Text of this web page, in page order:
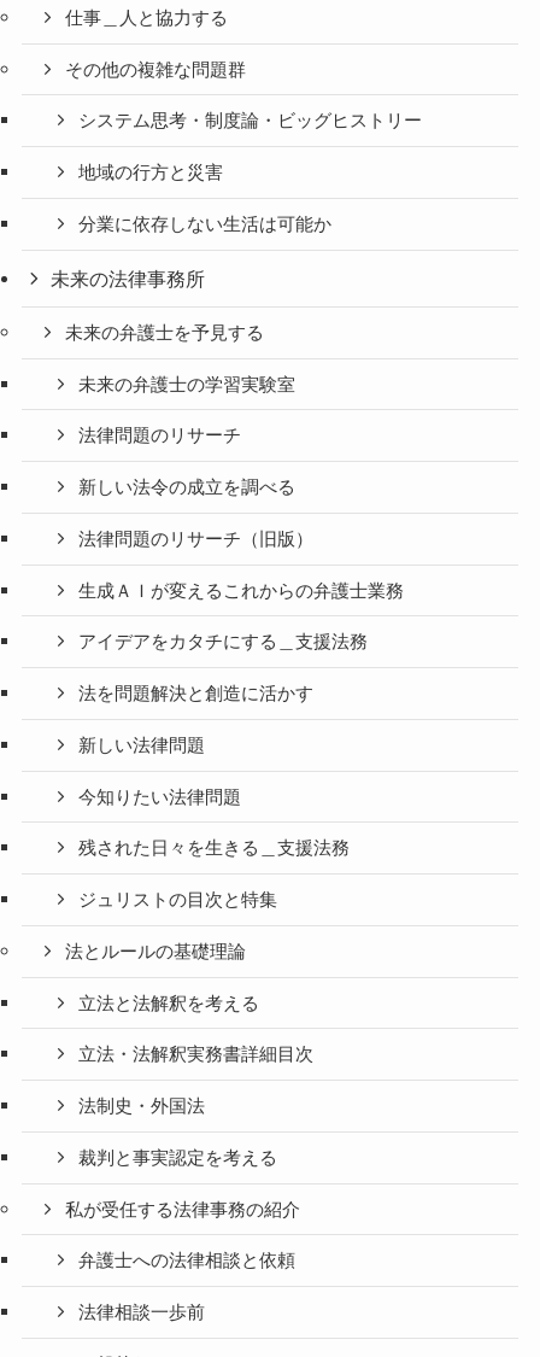
仕事＿人と協力する
その他の複雑な問題群
システム思考・制度論・ビッグヒストリー
地域の行方と災害
分業に依存しない生活は可能か
未来の法律事務所
未来の弁護士を予見する
未来の弁護士の学習実験室
法律問題のリサーチ
新しい法令の成立を調べる
法律問題のリサーチ（旧版）
生成ＡＩが変えるこれからの弁護士業務
アイデアをカタチにする＿支援法務
法を問題解決と創造に活かす
新しい法律問題
今知りたい法律問題
残された日々を生きる＿支援法務
ジュリストの目次と特集
法とルールの基礎理論
立法と法解釈を考える
立法・法解釈実務書詳細目次
法制史・外国法
裁判と事実認定を考える
私が受任する法律事務の紹介
弁護士への法律相談と依頼
法律相談一歩前